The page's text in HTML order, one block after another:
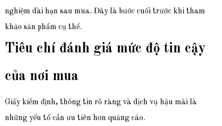
nghiệm dài hạn sau mua. Đây là bước cuối trước khi tham
khảo sản phẩm cụ thể.
Tiêu chí đánh giá mức độ tin cậy
của nơi mua
Giấy kiểm định, thông tin rõ ràng và dịch vụ hậu mãi là
những yếu tố cần ưu tiên hơn quảng cáo.